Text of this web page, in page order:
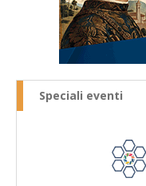
Speciali eventi